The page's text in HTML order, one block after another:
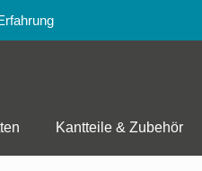
Kantteile & Zubehör